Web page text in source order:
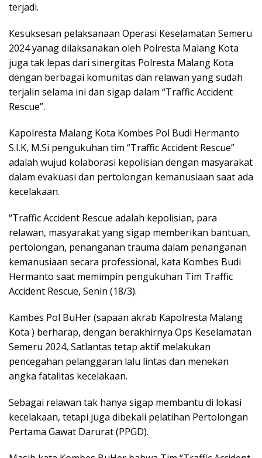
terjadi.
Kesuksesan pelaksanaan Operasi Keselamatan Semeru
2024 yanag dilaksanakan oleh Polresta Malang Kota
juga tak lepas dari sinergitas Polresta Malang Kota
dengan berbagai komunitas dan relawan yang sudah
terjalin selama ini dan sigap dalam “Traffic Accident
Rescue”.
Kapolresta Malang Kota Kombes Pol Budi Hermanto
S.I.K, M.Si pengukuhan tim “Traffic Accident Rescue”
adalah wujud kolaborasi kepolisian dengan masyarakat
dalam evakuasi dan pertolongan kemanusiaan saat ada
kecelakaan.
“Traffic Accident Rescue adalah kepolisian, para
relawan, masyarakat yang sigap memberikan bantuan,
pertolongan, penanganan trauma dalam penanganan
kemanusiaan secara professional, kata Kombes Budi
Hermanto saat memimpin pengukuhan Tim Traffic
Accident Rescue, Senin (18/3).
Kambes Pol BuHer (sapaan akrab Kapolresta Malang
Kota ) berharap, dengan berakhirnya Ops Keselamatan
Semeru 2024, Satlantas tetap aktif melakukan
pencegahan pelanggaran lalu lintas dan menekan
angka fatalitas kecelakaan.
Sebagai relawan tak hanya sigap membantu di lokasi
kecelakaan, tetapi juga dibekali pelatihan Pertolongan
Pertama Gawat Darurat (PPGD).